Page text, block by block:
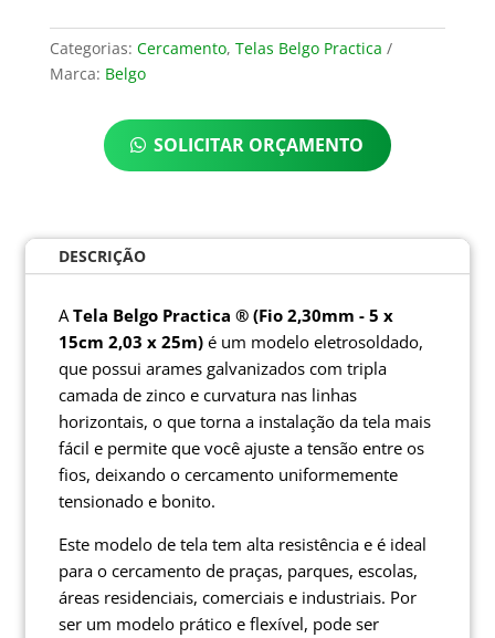
Categorias: Cercamento, Telas Belgo Practica
Marca: Belgo
SOLICITAR ORÇAMENTO
DESCRIÇÃO
ATela Belgo Practica ® (Fio 2,30mm - 5 x
15cm 2,03 x 25m) é um modelo eletrosoldado,
que possui arames galvanizados com tripla
camada de zinco e curvatura nas linhas
horizontais, o que torna a instalação da tela mais
fácil e permite que você ajuste a tensão entre os
fios, deixando o cercamento uniformemente
tensionado e bonito.
Este modelo de tela tem alta resistência e é ideal
para o cercamento de praças, parques, escolas,
áreas residenciais, comerciais e industriais. Por
ser um modelo prático e flexível, pode ser